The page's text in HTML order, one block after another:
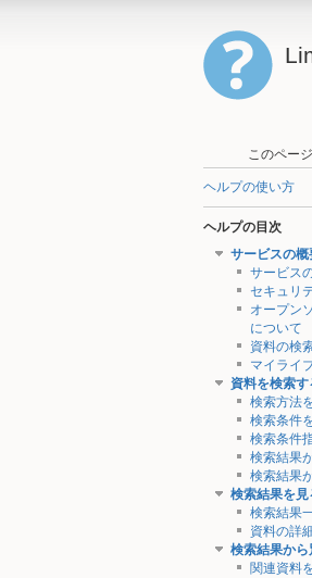
このペー
ヘルプの使い方
ヘルプの目次
サービスの概
サービス
セキュリ
オープン
について
資料の検
マイライ
資料を検索す
検索方法
検索条件
検索条件
検索結果
検索結果
検索結果を見
検索結果
資料の詳
検索結果か
関連資料